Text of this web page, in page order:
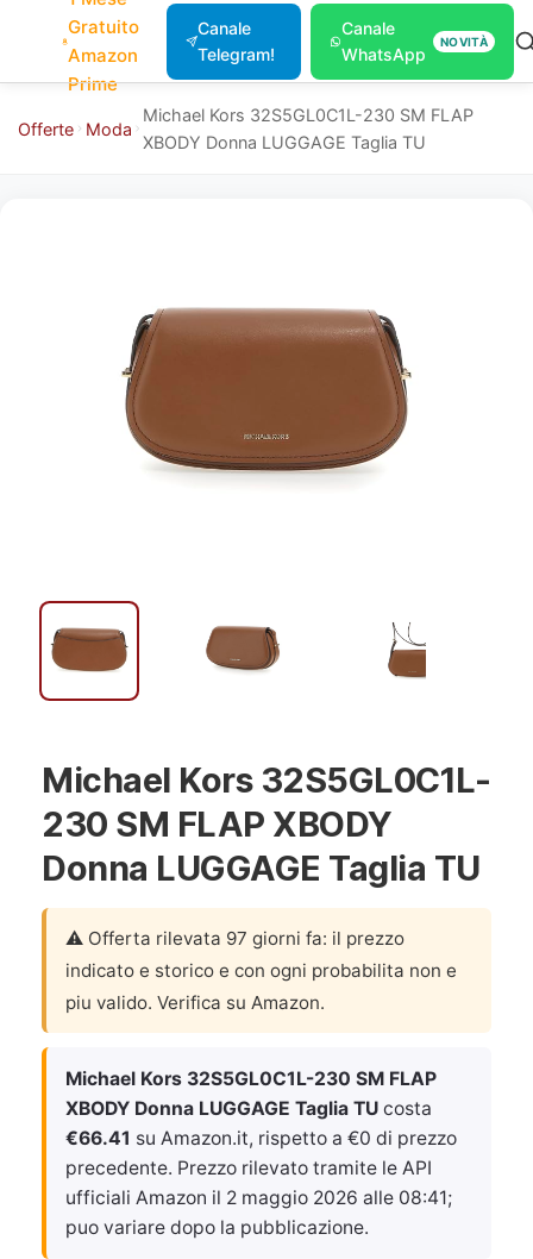
Gratuito
Amazon
Prime
Canale
Telegram!
Canale
WhatsApp
NOVITÀ
Offerte Moda
Michael Kors 32S5GL0C1L-230 SM FLAP
XBODY Donna LUGGAGE Taglia TU
Michael Kors 32S5GL0C1L-
230 SM FLAP XBODY
Donna LUGGAGE Taglia TU
⚠️ Offerta rilevata 97 giorni fa: il prezzo
indicato e storico e con ogni probabilita non e
piu valido. Verifica su Amazon.
Michael Kors 32S5GL0C1L-230 SM FLAP
XBODY Donna LUGGAGE Taglia TU costa
€66.41 su Amazon.it, rispetto a €0 di prezzo
precedente. Prezzo rilevato tramite le API
ufficiali Amazon il 2 maggio 2026 alle 08:41;
puo variare dopo la pubblicazione.